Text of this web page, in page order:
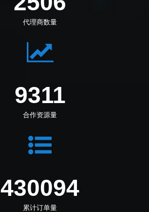
代理商数量
10744
合作资源量
481705
累计订单量